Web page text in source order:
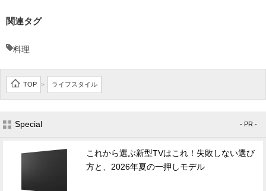
関連タグ
料理
TOP > ライフスタイル
Special - PR -
これから選ぶ新型TVはこれ！失敗しない選び
方と、2026年夏の一押しモデル